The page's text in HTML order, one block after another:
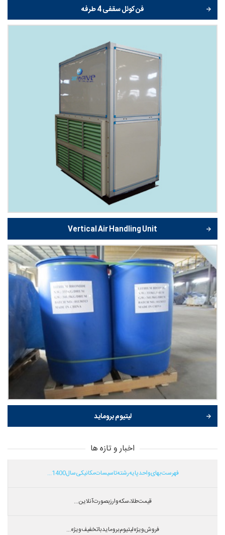
فن کوئل سقفی 4 طرفه
Vertical Air Handling Unit
لیتیوم بروماید
اخبار و تازه ها
فهرست بهای واحد پایه رشته تاسیسات مکانیکی سال 1400...
قیمت طلا،سکه و ارز بصورت آنلاین...
فروش ویژه لیتیوم بروماید با تخفیف ویژه...